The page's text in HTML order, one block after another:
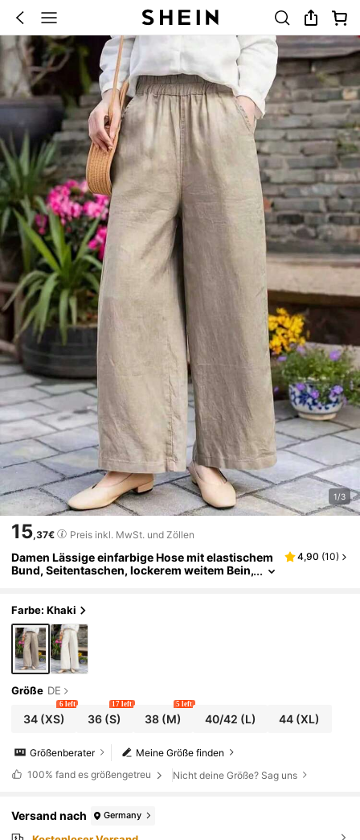
1/3
15,37€ Preis inkl. MwSt. und Zöllen
Damen Lässige einfarbige Hose mit elastischem
Bund, Seitentaschen, lockerem weitem Bein,
4,90 (10)
Farbe: Khaki
Größe DE
34(XS)
6 left
36 (S)
17 left
38(M)
5 left
40/42 (L) 44 (XL)
Meine Größe finden
Größenberater
100% fand es größengetreu Nicht deine Größe? Sag uns
Versand nach Germany